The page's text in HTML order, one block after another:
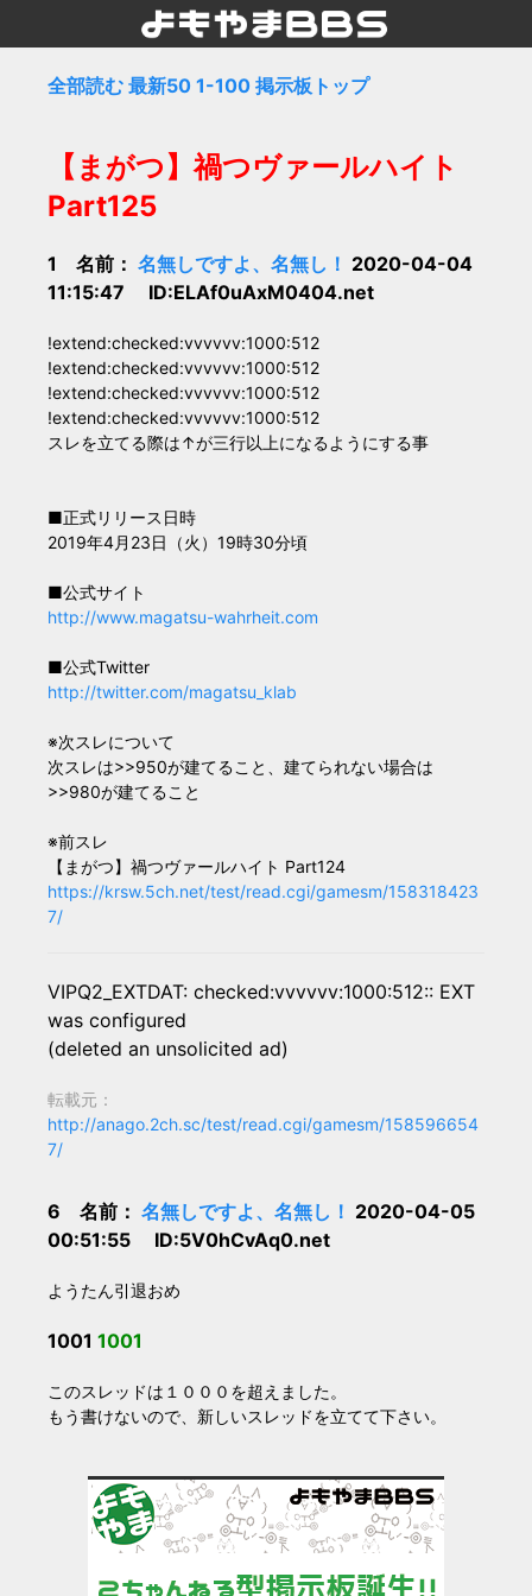
全部読む 最新50 1-100 掲示板トップ
【まがつ】禍つヴァールハイト
Part125
1 名前： 名無しですよ、名無し！ 2020-04-04
11:15:47 ID:ELAf0uAxM0404.net
!extend:checked:vvvvvv:1000:512
!extend:checked:vvvvvv:1000:512
!extend:checked:vvvvvv:1000:512
!extend:checked:vvvvvv:1000:512
スレを立てる際は↑が三行以上になるようにする事
■正式リリース日時
2019年4月23日（火）19時30分頃
■公式サイト
http://www.magatsu-wahrheit.com
■公式Twitter
http://twitter.com/magatsu_klab
※次スレについて
次スレは>>950が建てること、建てられない場合は
>>980が建てること
※前スレ
【まがつ】禍つヴァールハイト Part124
https://krsw.5ch.net/test/read.cgi/gamesm/158318423
7/
VIPQ2_EXTDAT: checked:vvvvvv:1000:512:: EXT
was configured
(deleted an unsolicited ad)
転載元：
http://anago.2ch.sc/test/read.cgi/gamesm/158596654
7/
6 名前： 名無しですよ、名無し！ 2020-04-05
00:51:55 ID:5V0hCvAq0.net
ようたん引退おめ
1001 1001
このスレッドは１０００を超えました。
もう書けないので、新しいスレッドを立てて下さい。